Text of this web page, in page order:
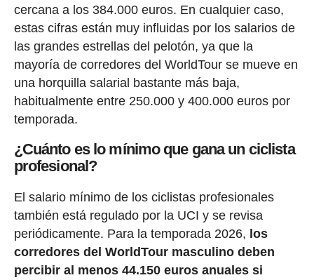
cercana a los 384.000 euros. En cualquier caso,
estas cifras están muy influidas por los salarios de
las grandes estrellas del pelotón, ya que la
mayoría de corredores del WorldTour se mueve en
una horquilla salarial bastante más baja,
habitualmente entre 250.000 y 400.000 euros por
temporada.
¿Cuánto es lo mínimo que gana un ciclista
profesional?
El salario mínimo de los ciclistas profesionales
también está regulado por la UCI y se revisa
periódicamente. Para la temporada 2026, los
corredores del WorldTour masculino deben
percibir al menos 44.150 euros anuales si